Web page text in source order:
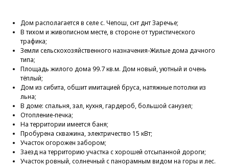
Дом располагается в селе с. Чепош, снт днт Заречье;
В тихом и живописном месте, в стороне от туристического
трафика;
Земли сельскохозяйственного назначения-Жилые дома дачного
типа;
Площадь жилого дома 99.7 кв.м. Дом новый, уютный и очень
тёплый;
Дом из сибита, обшит имитацией бруса, натяжные потолки из
льна;
В доме: спальня, зал, кухня, гардероб, большой санузел;
Отопление-печка;
На территории имеется баня;
Пробурена скважина, электричество 15 кВт;
Участок огорожен забором;
Заезд на территорию участка с хорошей отсыпанной дороги;
Участок ровный, солнечный с панорамным видом на горы и лес.